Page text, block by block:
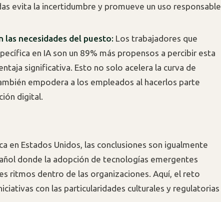
evita la incertidumbre y promueve un uso responsable
las necesidades del puesto:Los trabajadores que
en IA son un 89% más propensos a percibir esta
significativa. Esto no solo acelera la curva de
empodera a los empleados al hacerlos parte
digital.
en Estados Unidos, las conclusiones son igualmente
donde la adopción de tecnologías emergentes
ritmos dentro de las organizaciones. Aquí, el reto
con las particularidades culturales y regulatorias